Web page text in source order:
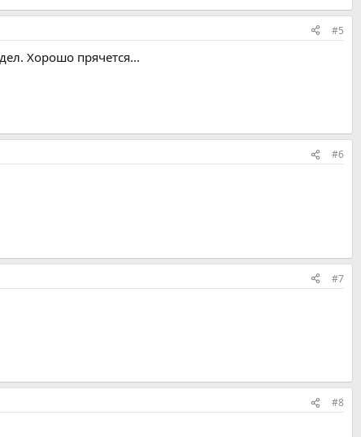
#5
Хорошо прячется...
#6
#7
#8